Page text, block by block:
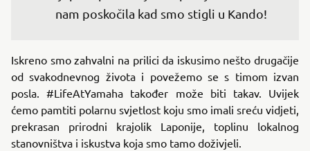
nam poskočila kad smo stigli u Kando!
Iskreno smo zahvalni na prilici da iskusimo nešto drugačije
od svakodnevnog života i povežemo se s timom izvan
posla. #LifeAtYamaha također može biti takav. Uvijek
ćemo pamtiti polarnu svjetlost koju smo imali sreću vidjeti,
prekrasan prirodni krajolik Laponije, toplinu lokalnog
stanovništva i iskustva koja smo tamo doživjeli.